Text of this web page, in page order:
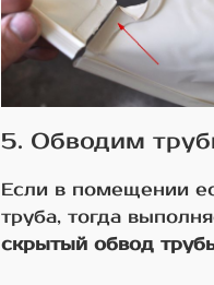
5. Обводим
Если в помещении
труба, тогда
скрытый обвод